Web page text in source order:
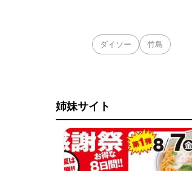
ダイソー 竹島
姉妹サイト